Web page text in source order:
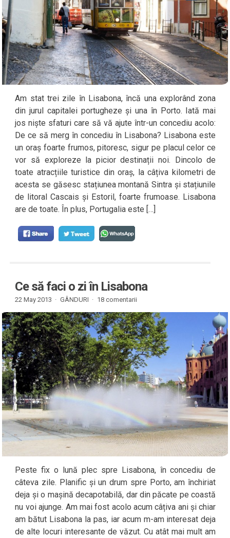
Am stat trei zile în Lisabona, încă una explorând zona
din jurul capitalei portugheze și una în Porto. Iată mai
jos niște sfaturi care să vă ajute într-un concediu acolo:
De ce să merg în concediu în Lisabona? Lisabona este
un oraș foarte frumos, pitoresc, sigur pe placul celor ce
vor să exploreze la picior destinații noi. Dincolo de
toate atracțiile turistice din oraș, la câțiva kilometri de
acesta se găsesc stațiunea montană Sintra și stațiunile
de litoral Cascais și Estoril, foarte frumoase. Lisabona
are de toate. În plus, Portugalia este […]
Ce să faci o zi în Lisabona
22 May 2013 · GÂNDURI · 18 comentarii
Peste fix o lună plec spre Lisabona, în concediu de
câteva zile. Planific și un drum spre Porto, am închiriat
deja și o mașină decapotabilă, dar din păcate pe coastă
nu voi ajunge. Am mai fost acolo acum câțiva ani și chiar
am bătut Lisabona la pas, iar acum m-am interesat deja
de alte locuri interesante de văzut. Cu atât mai mult am